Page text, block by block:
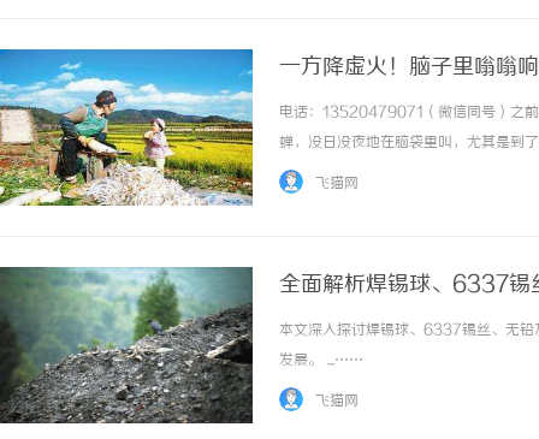
一方降虚火！脑子里嗡嗡
电话：13520479071（微信同号）之
蝉，没日没夜地在脑袋里叫，尤其是到
会儿，稍微有点动静就醒，醒来脑袋发
飞猫网
全面解析焊锡球、6337锡
本文深入探讨焊锡球、6337锡丝、无
发展。 ...……
飞猫网
哪些行业秘诀？